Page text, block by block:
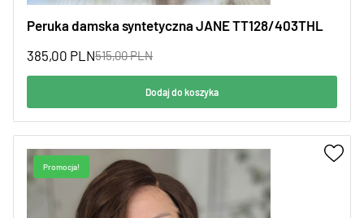
Peruka damska syntetyczna JANE TT128/403THL
515,00PLN
385,00 PLN
Dodaj do koszyka
Promocja!